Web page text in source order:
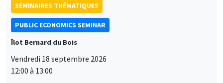
SÉMINAIRES THÉMATIQUES
PUBLIC ECONOMICS SEMINAR
Îlot Bernard du Bois
Vendredi 18 septembre 2026
12:00 à 13:00